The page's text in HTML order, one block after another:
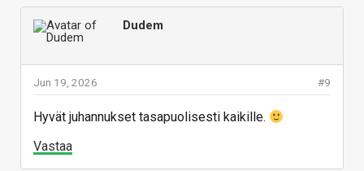
Dudem
#9
Jun 19, 2026
Hyvät juhannukset tasapuolisesti kaikille.
Vastaa